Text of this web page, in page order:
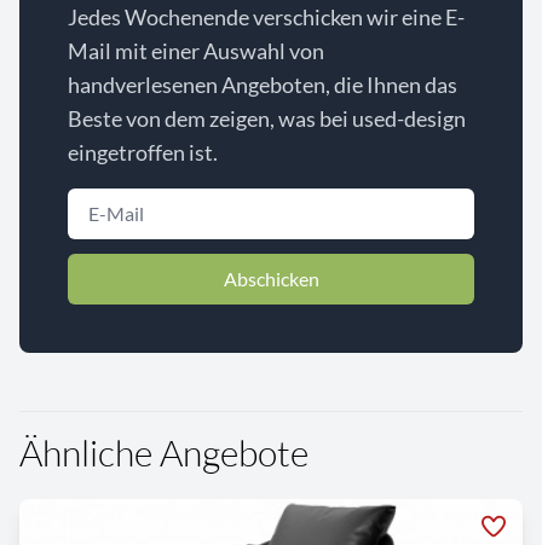
Jedes Wochenende verschicken wir eine E-
Mail mit einer Auswahl von
handverlesenen Angeboten, die Ihnen das
Beste von dem zeigen, was bei used-design
eingetroffen ist.
Abschicken
Ähnliche Angebote